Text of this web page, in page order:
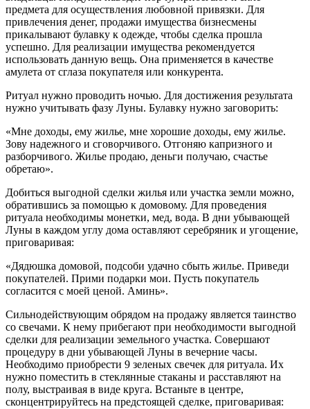
предмета для осуществления любовной привязки. Для
привлечения денег, продажи имущества бизнесмены
прикалывают булавку к одежде, чтобы сделка прошла
успешно. Для реализации имущества рекомендуется
использовать данную вещь. Она применяется в качестве
амулета от сглаза покупателя или конкурента.
Ритуал нужно проводить ночью. Для достижения результата
нужно учитывать фазу Луны. Булавку нужно заговорить:
«Мне доходы, ему жилье, мне хорошие доходы, ему жилье.
Зову надежного и сговорчивого. Отгоняю капризного и
разборчивого. Жилье продаю, деньги получаю, счастье
обретаю».
Добиться выгодной сделки жилья или участка земли можно,
обратившись за помощью к домовому. Для проведения
ритуала необходимы монетки, мед, вода. В дни убывающей
Луны в каждом углу дома оставляют серебряник и угощение,
приговаривая:
«Дядюшка домовой, подсоби удачно сбыть жилье. Приведи
покупателей. Прими подарки мои. Пусть покупатель
согласится с моей ценой. Аминь».
Сильнодействующим обрядом на продажу является таинство
со свечами. К нему прибегают при необходимости выгодной
сделки для реализации земельного участка. Совершают
процедуру в дни убывающей Луны в вечерние часы.
Необходимо приобрести 9 зеленых свечек для ритуала. Их
нужно поместить в стеклянные стаканы и расставляют на
полу, выстраивая в виде круга. Встаньте в центре,
сконцентрируйтесь на предстоящей сделке, приговаривая: